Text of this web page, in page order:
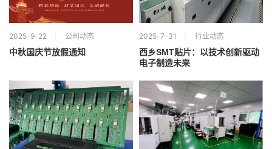
2025-9-22 公司动态
中秋国庆节放假通知
2025-7-31 行业动态
​​西乡SMT贴片：以技术创新驱动
电子制造未来​